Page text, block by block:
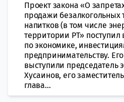
Проект закона «О
продажи
напитков (в том числе
территории РТ» поступил
по экономике,
предпринимательству.
выступили председатель
Хусаинов, его
глава...